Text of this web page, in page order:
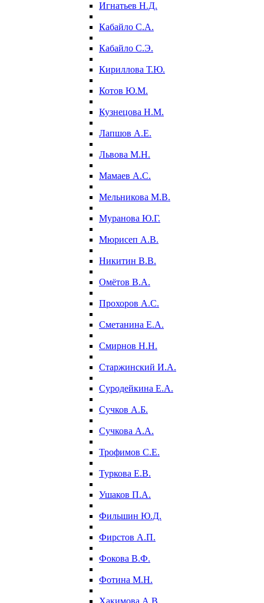
Игнатьев Н.Д.
Кабайло С.А.
Кабайло С.Э.
Кириллова Т.Ю.
Котов Ю.М.
Кузнецова Н.М.
Лапшов А.Е.
Львова М.Н.
Мамаев А.С.
Мельникова М.В.
Муранова Ю.Г.
Мюрисеп А.В.
Никитин В.В.
Омётов В.А.
Прохоров А.С.
Сметанина Е.А.
Смирнов Н.Н.
Старжинский И.А.
Суродейкина Е.А.
Сучков А.Б.
Сучкова А.А.
Трофимов С.Е.
Туркова Е.В.
Ушаков П.А.
Фильшин Ю.Д.
Фирстов А.П.
Фокова В.Ф.
Фотина М.Н.
Хакимова А.В.